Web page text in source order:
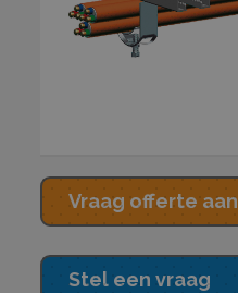
Vraag offerte aan
Stel een vraag